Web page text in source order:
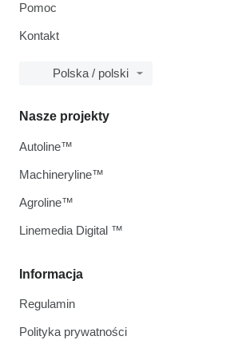
Pomoc
Kontakt
Polska / polski
Informacja
Regulamin
Polityka prywatności
Nasze projekty
Autoline™
Machineryline™
Agroline™
Linemedia Digital ™